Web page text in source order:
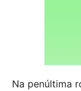
Na penúltima